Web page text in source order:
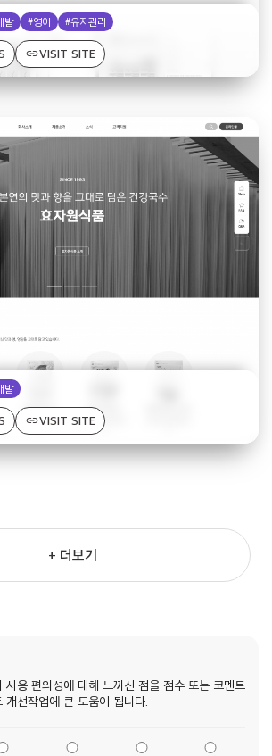
발 #영어 #유지관리
linkVISIT SITE
발
linkVISIT SITE
+ 더보기
사용 편의성에 대해 느끼신 점을 점수 또는 코멘트
개선작업에 큰 도움이 됩니다.